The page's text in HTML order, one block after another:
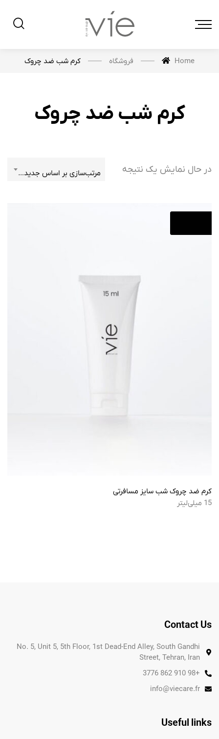
Home فروشگاه کرم شب ضد چروک
کرم شب ضد چروک
در حال نمایش یک نتیجه مرتب‌سازی بر اساس جدیدترین
کرم ضد چروک شب سایز مسافرتی
15 میلی‌لیتر
Contact Us
No. 5, Unit 5, 5th Floor, 1st Dead-End Alley, South Gandhi
Street, Tehran, Iran
+98 910 862 3776
info@viecare.fr
Useful links